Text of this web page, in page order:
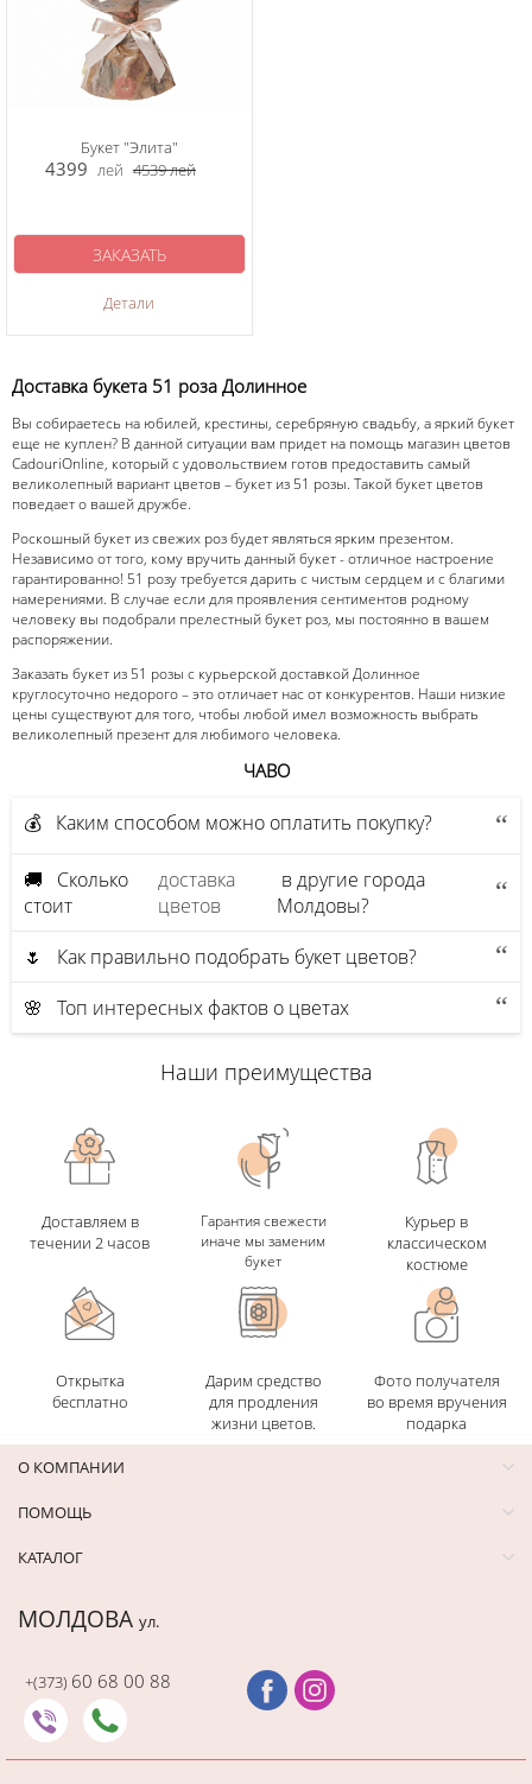
Букет "Элита"
4399 лей 4539лей
Детали
ЗАКАЗАТЬ
Доставка букета 51 роза Долинное
Вы собираетесь на юбилей, крестины, серебряную свадьбу, а яркий букет
еще не куплен? В данной ситуации вам придет на помощь магазин цветов
CadouriOnline, который с удовольствием готов предоставить самый
великолепный вариант цветов – букет из 51 розы. Такой букет цветов
поведает о вашей дружбе.
Роскошный букет из свежих роз будет являться ярким презентом.
Независимо от того, кому вручить данный букет - отличное настроение
гарантированно! 51 розу требуется дарить с чистым сердцем и с благими
намерениями. В случае если для проявления сентиментов родному
человеку вы подобрали прелестный букет роз, мы постоянно в вашем
распоряжении.
Заказать букет из 51 розы с курьерской доставкой Долинное
круглосуточно недорого – это отличает нас от конкурентов. Наши низкие
цены существуют для того, чтобы любой имел возможность выбрать
великолепный презент для любимого человека.
ЧАВО
💰 Каким способом можно оплатить покупку?
🚚 Сколько
стоит
доставка
цветов
в другие города
Молдовы?
🌷 Как правильно подобрать букет цветов?
🌸 Топ интересных фактов о цветах
Наши преимущества
Доставляем в
течении 2 часов
Гарантия свежести
иначе мы заменим
букет
Курьер в
классическом
костюме
Открытка
бесплатно
Дарим средство
для продления
жизни цветов.
Фото получателя
во время вручения
подарка
О КОМПАНИИ
ПОМОЩЬ
КАТАЛОГ
МОЛДОВА ул.
+(373) 60 68 00 88